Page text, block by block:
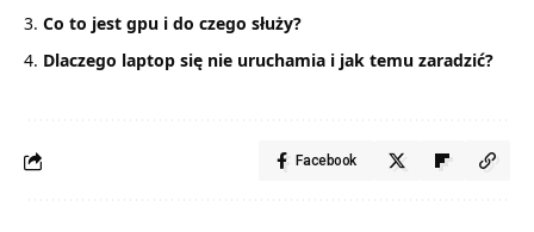
Co to jest gpu i do czego służy?
Dlaczego laptop się nie uruchamia i jak temu zaradzić?
Facebook